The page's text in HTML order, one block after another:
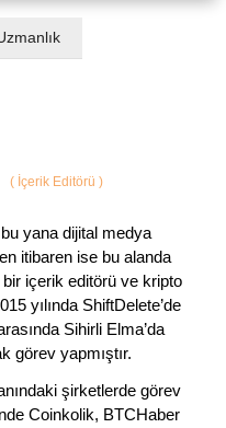
(İçerik Editörü )
yana dijital medya
itibaren ise bu alanda
içerik editörü ve kripto
yılında ShiftDelete’de
Sihirli Elma’da
görev yapmıştır.
şirketlerde görev
Coinkolik, BTCHaber